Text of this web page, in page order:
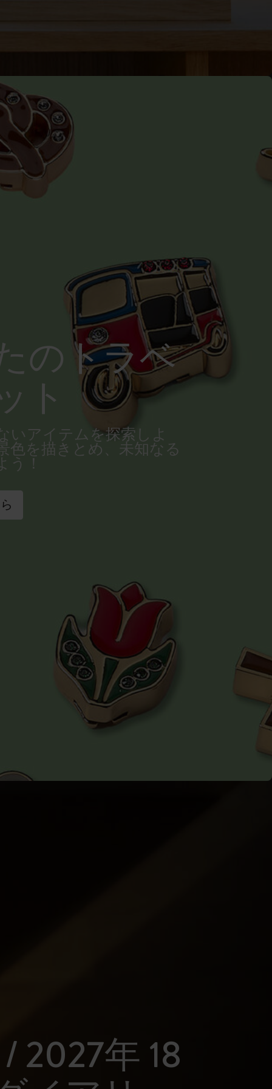
のトラベ
ト
いアイテムを探索しよ
色を描きとめ、未知なる
う！
2027年 18